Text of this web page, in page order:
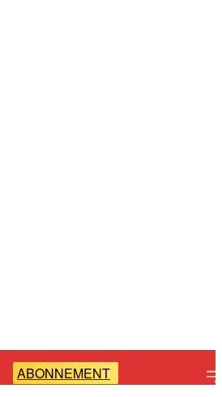
ABONNEMENT